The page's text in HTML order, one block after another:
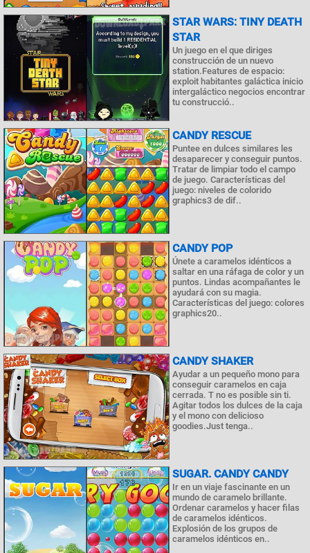
STAR WARS: TINY DEATH
STAR
Un juego en el que diriges
construcción de un nuevo
station.Features de espacio:
exploit habitantes galáctica inicio
intergaláctico negocios encontrar
tu construcció..
CANDY RESCUE
Puntee en dulces similares les
desaparecer y conseguir puntos.
Tratar de limpiar todo el campo
de juego. Características del
juego: niveles de colorido
graphics3 de dif..
CANDY POP
Únete a caramelos idénticos a
saltar en una ráfaga de color y un
puntos. Lindas acompañantes le
ayudará con su magia.
Características del juego: colores
graphics20..
CANDY SHAKER
Ayudar a un pequeño mono para
conseguir caramelos en caja
cerrada. T no es posible sin ti.
Agitar todos los dulces de la caja
y el mono con delicioso
goodies.Just tenga..
SUGAR. CANDY CANDY
Ir en un viaje fascinante en un
mundo de caramelo brillante.
Ordenar caramelos y hacer filas
de caramelos idénticos.
Explosión de los grupos de
caramelos idénticos en..